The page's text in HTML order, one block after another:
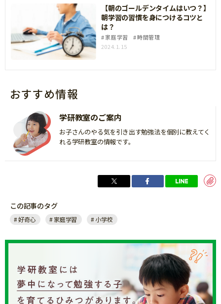
【朝のゴールデンタイムはいつ？】
朝学習の習慣を身につけるコツと
は？
家庭学習
時間管理
2024.1.15
おすすめ情報
学研教室のご案内
お子さんのやる気を引き出す勉強法を個別に教えてく
れる学研教室の情報です。
この記事のタグ
好奇心 家庭学習 小学校